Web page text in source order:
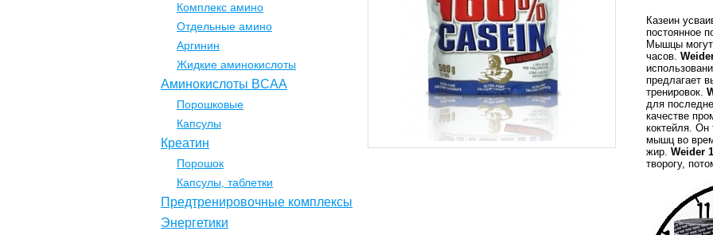
Казеин
постоянное
Мышцы могут
часов.
предлагает
тренировок.
для
качестве
коктейля.
мышц во
жир. Weider
творогу,
Комплекс амино
Отдельные амино
Аргинин
Жидкие аминокислоты
Аминокислоты BCAA
Порошковые
Капсулы
Креатин
Порошок
Капсулы, таблетки
Предтренировочные комплексы
Энергетики